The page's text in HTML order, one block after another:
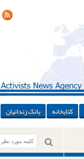
کتابخانه بانک زندانیان